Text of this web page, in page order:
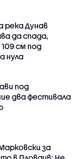
река Дунав
да спада,
см под
нула
под
два фестивала
за